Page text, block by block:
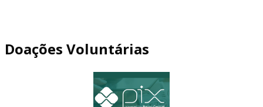
Doações Voluntárias